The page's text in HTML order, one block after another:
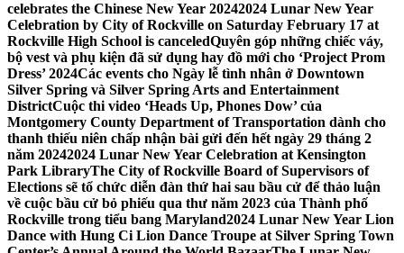
celebrates the Chinese New Year 20242024 Lunar New Year
Celebration by City of Rockville on Saturday February 17 at
Rockville High School is canceledQuyên góp những chiếc váy,
bộ vest và phụ kiện đã sử dụng hay đồ mới cho ‘Project Prom
Dress’ 2024Các events cho Ngày lễ tình nhân ở Downtown
Silver Spring và Silver Spring Arts and Entertainment
DistrictCuộc thi video ‘Heads Up, Phones Dow’ của
Montgomery County Department of Transportation dành cho
thanh thiếu niên chấp nhận bài gửi đến hết ngày 29 tháng 2
năm 20242024 Lunar New Year Celebration at Kensington
Park LibraryThe City of Rockville Board of Supervisors of
Elections sẽ tổ chức diễn đàn thứ hai sau bầu cử để thảo luận
về cuộc bầu cử bỏ phiếu qua thư năm 2023 của Thành phố
Rockville trong tiểu bang Maryland2024 Lunar New Year Lion
Dance with Hung Ci Lion Dance Troupe at Silver Spring Town